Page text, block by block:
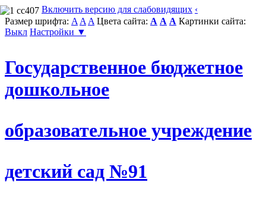
Включить версию для слабовидящих ‹
Размер шрифта: A A A Цвета сайта: A A A Картинки сайта:
Выкл Настройки ▼
Государственное бюджетное
дошкольное
образовательное учреждение
детский сад №91